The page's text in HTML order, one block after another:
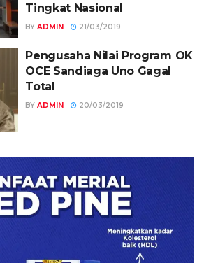
Tingkat Nasional
BY ADMIN 21/03/2019
Pengusaha Nilai Program OK
OCE Sandiaga Uno Gagal
Total
BY ADMIN 20/03/2019